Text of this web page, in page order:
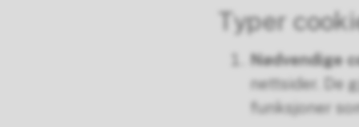
Typer
Nødvendige
nettsider. De
funksjoner